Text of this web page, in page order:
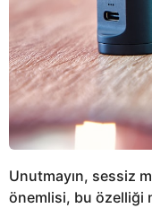
Unutmayın, sessiz
önemlisi, bu özelliği